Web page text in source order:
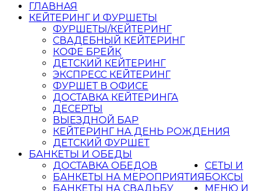
ГЛАВНАЯ
КЕЙТЕРИНГ И ФУРШЕТЫ
ФУРШЕТЫ/КЕЙТЕРИНГ
СВАДЕБНЫЙ КЕЙТЕРИНГ
КОФЕ БРЕЙК
ДЕТСКИЙ КЕЙТЕРИНГ
ЭКСПРЕСС КЕЙТЕРИНГ
ФУРШЕТ В ОФИСЕ
ДОСТАВКА КЕЙТЕРИНГА
ДЕСЕРТЫ
ВЫЕЗДНОЙ БАР
КЕЙТЕРИНГ НА ДЕНЬ РОЖДЕНИЯ
ДЕТСКИЙ ФУРШЕТ
БАНКЕТЫ И ОБЕДЫ
ДОСТАВКА ОБЕДОВ
БАНКЕТЫ НА МЕРОПРИЯТИЯ
БАНКЕТЫ НА СВАДЬБУ
СЕТЫ И
БОКСЫ
МЕНЮ И